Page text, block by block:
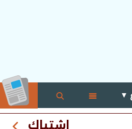
▼
اشتباك